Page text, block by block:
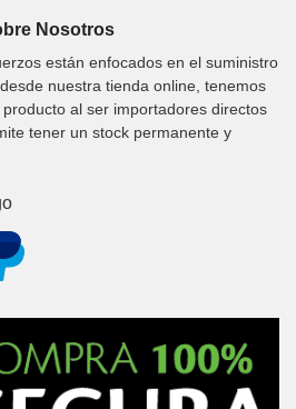
Nosotros
están enfocados en el suministro
nuestra tienda online, tenemos
al ser importadores directos
tener un stock permanente y